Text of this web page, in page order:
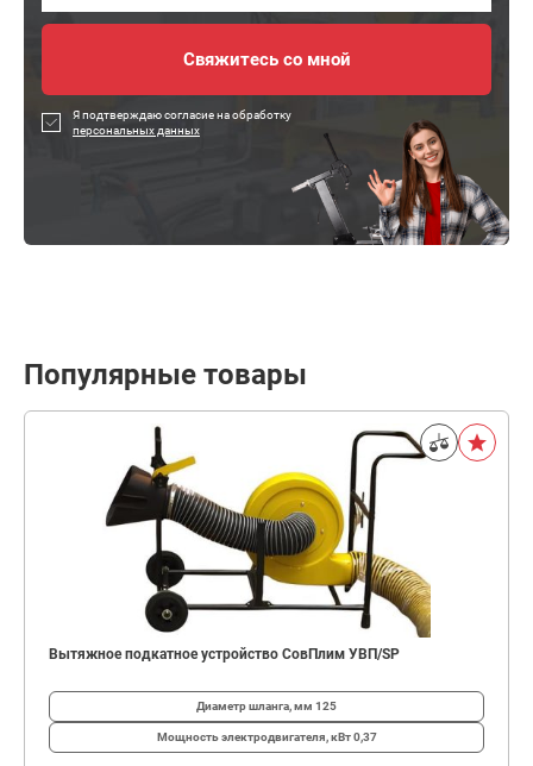
Я подтверждаю согласие на обработку
персональных данных
Популярные товары
Вытяжное подкатное устройство СовПлим УВП/SP
Диаметр шланга, мм 125
Мощность электродвигателя, кВт0,37